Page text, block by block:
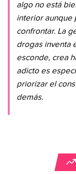
algo no está
interior aunque
confrontar. La
drogas inventa
esconde, crea
adicto es
priorizar el
demás.